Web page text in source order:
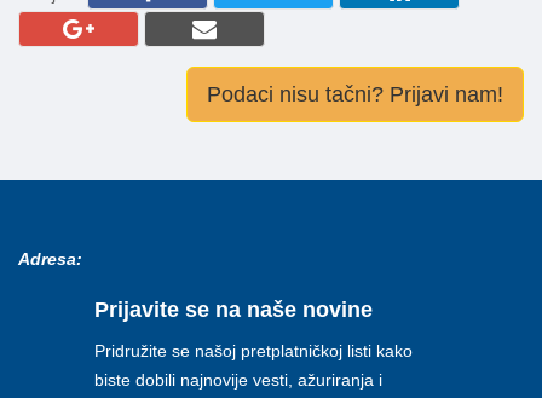
Podaci nisu tačni? Prijavi nam!
Adresa:
Prijavite se na naše novine
Pridružite se našoj pretplatničkoj listi kako
biste dobili najnovije vesti, ažuriranja i